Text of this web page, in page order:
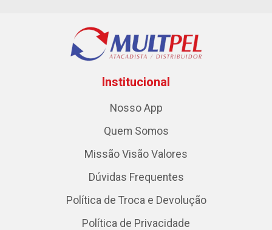
Institucional
Nosso App
Quem Somos
Missão Visão Valores
Dúvidas Frequentes
Política de Troca e Devolução
Política de Privacidade